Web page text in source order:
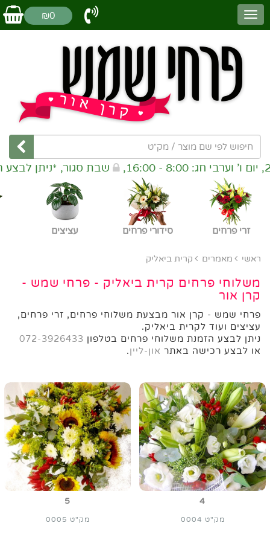
₪0
שבת סגור, *ניתן לבצע הזמנות ליום המחר עד השעה
זרי פרחים סידורי פרחים עציצים
ראשי מאמרים קרית ביאליק
משלוחי פרחים קרית ביאליק - פרחי שמש -
קרן אור
פרחי שמש - קרן אור מבצעת משלוחי פרחים, זרי פרחים,
עציצים ועוד לקרית ביאליק.
ניתן לבצע הזמנת משלוחי פרחים בטלפון 072-3926433
או לבצע רכישה באתר און-ליין.
4
מק"ט 0004
5
מק"ט 0005